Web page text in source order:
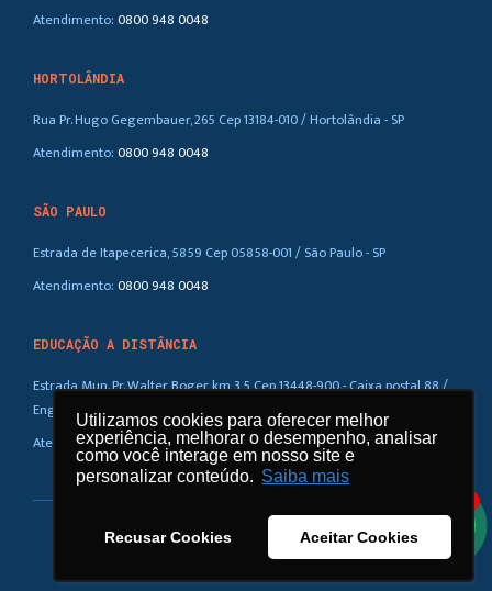
Utilizamos cookies para oferecer melhor
experiência, melhorar o desempenho, analisar
como você interage em nosso site e
personalizar conteúdo. Saiba mais
Recusar Cookies Aceitar Cookies
Utilizamos cookies para oferecer melhor
experiência, melhorar o desempenho, analisar
como você interage em nosso site e
personalizar conteúdo. Saiba mais
Recusar Cookies Aceitar Cookies
Atendimento:0800 948 0048
HORTOLÂNDIA
Rua Pr. Hugo Gegembauer, 265 Cep 13184-010 / Hortolândia - SP
Atendimento:0800 948 0048
SÃO PAULO
Estrada de Itapecerica, 5859 Cep 05858-001 / São Paulo - SP
Atendimento:0800 948 0048
EDUCAÇÃO A DISTÂNCIA
Estrada Mun. Pr. Walter Boger, km 3,5 Cep 13448-900 - Caixa postal 88 /
Eng. Coelho – SP
Atendimento:0800 948 0048